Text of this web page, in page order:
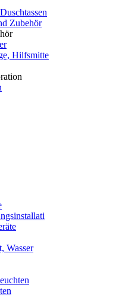
Zubehör
Hilfsmitte
Wasser